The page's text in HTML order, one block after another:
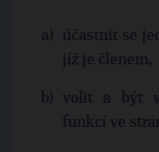
účastnit se
jíž je členem,
volit a být
funkcí ve